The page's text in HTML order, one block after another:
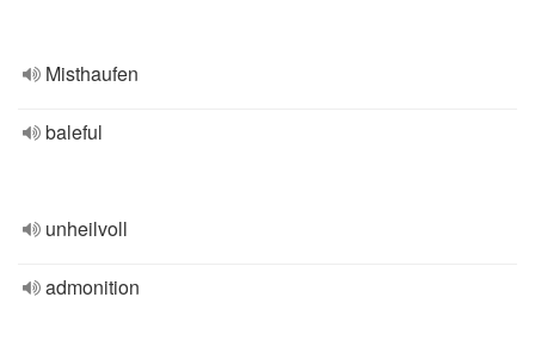
Misthaufen
baleful
unheilvoll
admonition